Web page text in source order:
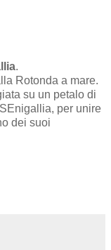
.
Rotonda a mare.
su un petalo di
per unire
dei suoi